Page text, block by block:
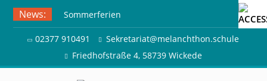
Skip
content
News:
Sommerferien
Ausflug zur Freilichtbühne
Herdringen
02377 910491
Sekretariat@melanchthon.schule
Friedhofstraße 4, 58739 Wickede